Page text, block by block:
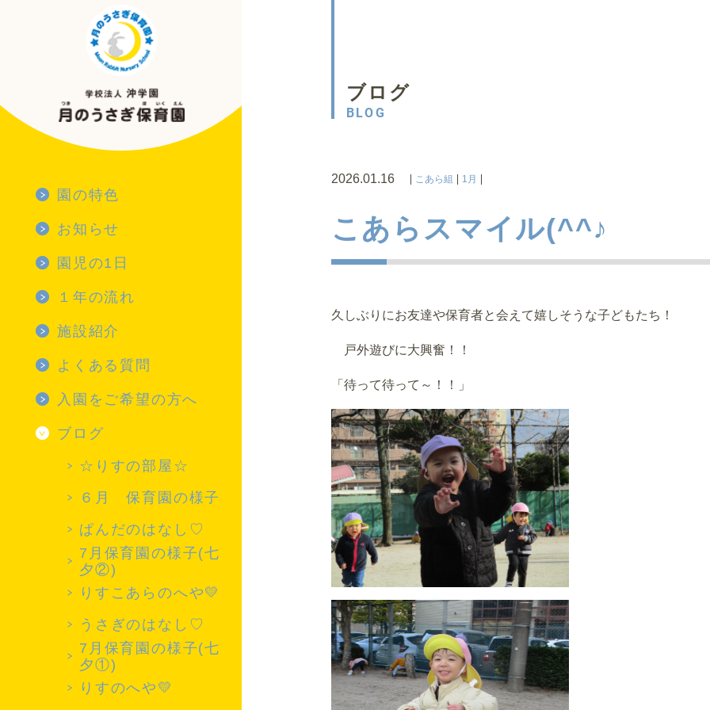
園の特色
お知らせ
園児の1日
園児の1日 TOP
乳児
幼児
１年の流れ
１年の流れ TOP
4月
5月
6月
7月
8月
9月
10月
11月
12月
1月
2月
施設紹介
施設紹介 TOP
保育室（乳児）
保育室（幼児）
正面広場
温水プール
園庭・運動場
ジョイルーム
ふれあい広場
遊戯室
お城の遊具
よくある質問
よくある質問 TOP
_見学はできますか
_登園
_慣らし保育
_縦割り保育
_給食
_紙おむつ
_お昼寝
_延長保育
_代理送迎
入園をご希望の方へ
ブログ
☆りすの部屋☆
６月 保育園の様子
ぱんだのはなし♡
7月保育園の様子(七
夕②)
りすこあらのへや💛
うさぎのはなし♡
7月保育園の様子(七
夕①)
りすのへや💛
ブログ
BLOG
2026.01.16 こあら組 1月
こあらスマイル(^^♪
久しぶりにお友達や保育者と会えて嬉しそうな子どもたち！
戸外遊びに大興奮！！
「待って待って～！！」